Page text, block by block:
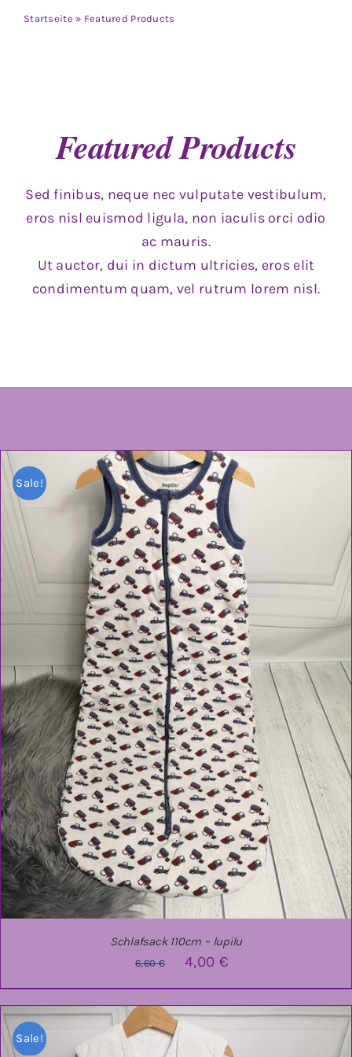
Schuhe / Socken
Spielzeug
Babyausstattung
Startseite » Featured Products
Featured Products
Sed finibus, neque nec vulputate vestibulum,
eros nisl euismod ligula, non iaculis orci odio
ac mauris.
Ut auctor, dui in dictum ultricies, eros elit
condimentum quam, vel rutrum lorem nisl.
Sale!
Schlafsack 110cm – lupilu
6,60€
Ursprünglicher
Preis
war:
6,60 €
4,00 €Aktueller
Preis
ist:
4,00 €.
Sale!